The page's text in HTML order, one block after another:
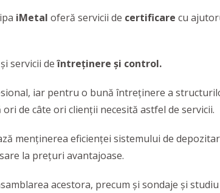
iMetal oferă servicii de certificare cu
și servicii deîntreținere și control.
iar pentru o bună întreținere a
de câte ori clienții necesită astfel de servicii.
menținerea eficienței sistemului de
la prețuri avantajoase.
acestora, precum și sondaje și